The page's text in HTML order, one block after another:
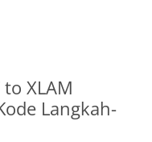
XLAM
Langkah-